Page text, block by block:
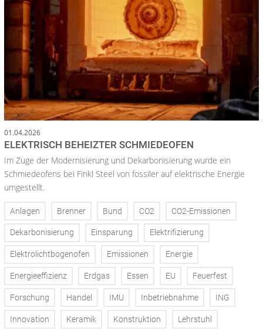
01.04.2026
ELEKTRISCH BEHEIZTER SCHMIEDEOFEN
Im Zuge der Modernisierung und Dekarbonisierung wurde ein
Schmiedeofens bei Finkl Steel von fossiler auf elektrische Energie
umgestellt.
Anlagen Brenner Bund CO2 CO2-Emissionen
Dekarbonisierung Einsparung Elektrifizierung
Elektrolichtbogenofen Emissionen Energie
Energieeffizienz Erdgas Essen EU Feuerfest
Forschung Handel IMU Inbetriebnahme ING
Innovation Keramik Konstruktion Lehrstuhl